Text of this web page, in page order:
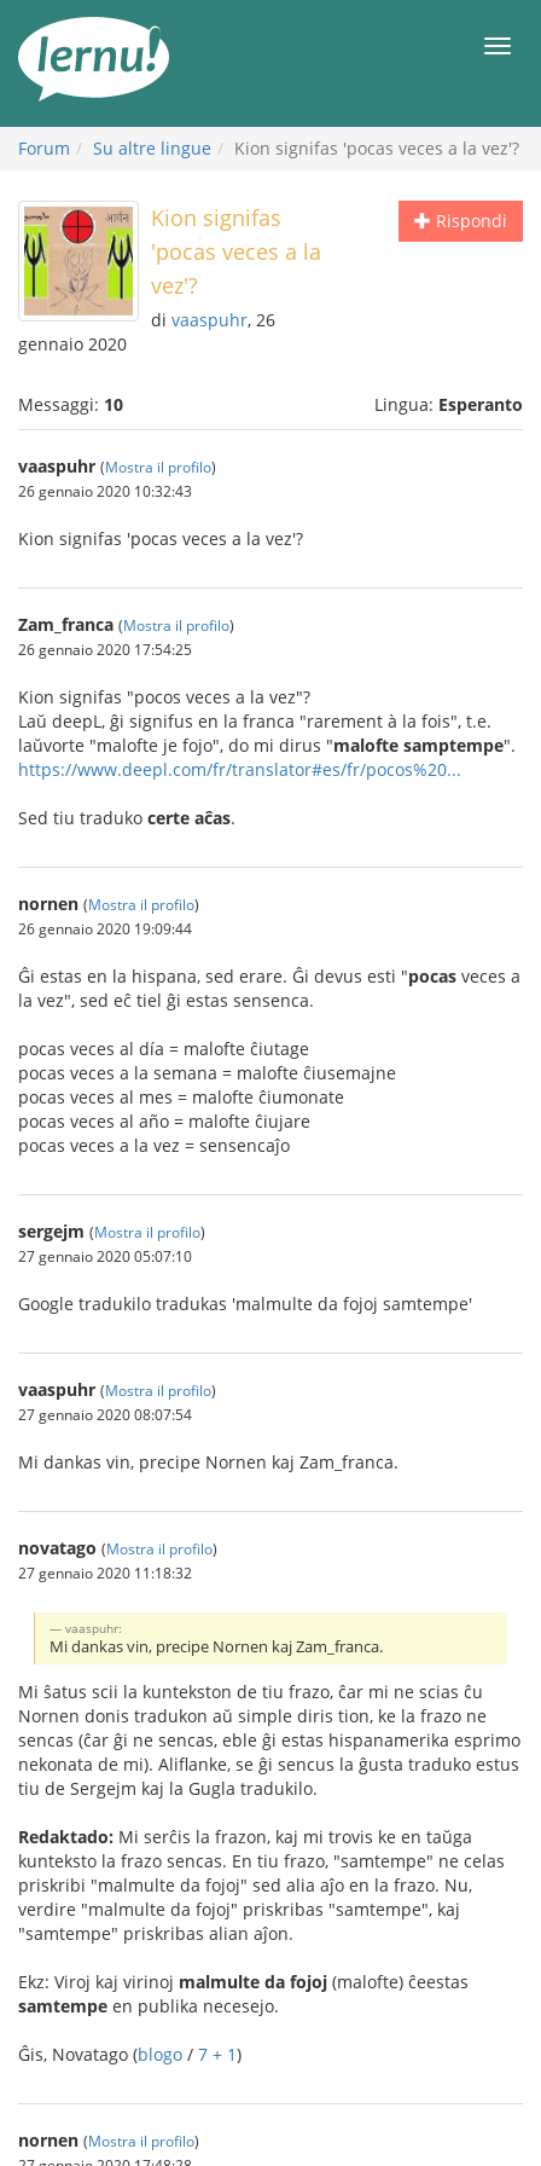
all’indice
Forum Su altre lingue Kion signifas 'pocas veces a la vez'?
Rispondi
Kion signifas
'pocas veces a la
vez'?
di vaaspuhr, 26
gennaio 2020
Messaggi: 10 Lingua: Esperanto
vaaspuhr (Mostra il profilo)
26 gennaio 2020 10:32:43
Kion signifas 'pocas veces a la vez'?
Zam_franca (Mostra il profilo)
26 gennaio 2020 17:54:25
Kion signifas "pocos veces a la vez"?
Laŭ deepL, ĝi signifus en la franca "rarement à la fois", t.e.
laŭvorte "malofte je fojo", do mi dirus "malofte samptempe".
https://www.deepl.com/fr/translator#es/fr/pocos%20...
Sed tiu traduko certe aĉas.
nornen (Mostra il profilo)
26 gennaio 2020 19:09:44
Ĝi estas en la hispana, sed erare. Ĝi devus esti "pocas veces a
la vez", sed eĉ tiel ĝi estas sensenca.
pocas veces al día = malofte ĉiutage
pocas veces a la semana = malofte ĉiusemajne
pocas veces al mes = malofte ĉiumonate
pocas veces al año = malofte ĉiujare
pocas veces a la vez = sensencaĵo
sergejm (Mostra il profilo)
27 gennaio 2020 05:07:10
Google tradukilo tradukas 'malmulte da fojoj samtempe'
vaaspuhr (Mostra il profilo)
27 gennaio 2020 08:07:54
Mi dankas vin, precipe Nornen kaj Zam_franca.
novatago (Mostra il profilo)
27 gennaio 2020 11:18:32
vaaspuhr:
Mi dankas vin, precipe Nornen kaj Zam_franca.
Mi ŝatus scii la kuntekston de tiu frazo, ĉar mi ne scias ĉu
Nornen donis tradukon aŭ simple diris tion, ke la frazo ne
sencas (ĉar ĝi ne sencas, eble ĝi estas hispanamerika esprimo
nekonata de mi). Aliflanke, se ĝi sencus la ĝusta traduko estus
tiu de Sergejm kaj la Gugla tradukilo.
Redaktado: Mi serĉis la frazon, kaj mi trovis ke en taŭga
kunteksto la frazo sencas. En tiu frazo, "samtempe" ne celas
priskribi "malmulte da fojoj" sed alia aĵo en la frazo. Nu,
verdire "malmulte da fojoj" priskribas "samtempe", kaj
"samtempe" priskribas alian aĵon.
Ekz: Viroj kaj virinoj malmulte da fojoj (malofte) ĉeestas
samtempe en publika necesejo.
Ĝis, Novatago (blogo / 7 + 1)
nornen (Mostra il profilo)